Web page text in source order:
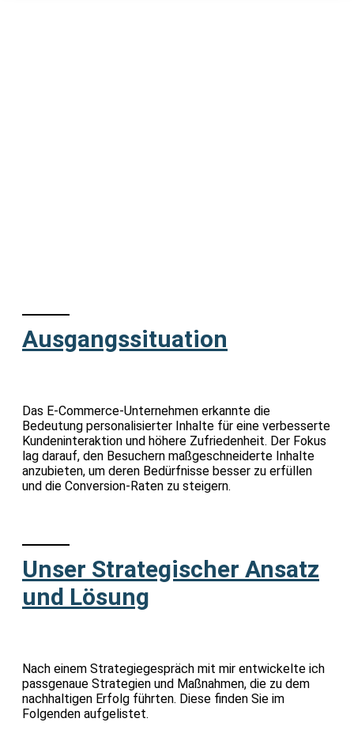
Ausgangssituation
Das E-Commerce-Unternehmen erkannte die
Bedeutung personalisierter Inhalte für eine verbesserte
Kundeninteraktion und höhere Zufriedenheit. Der Fokus
lag darauf, den Besuchern maßgeschneiderte Inhalte
anzubieten, um deren Bedürfnisse besser zu erfüllen
und die Conversion-Raten zu steigern.
Unser Strategischer Ansatz
und Lösung
Nach einem Strategiegespräch mit mir entwickelte ich
passgenaue Strategien und Maßnahmen, die zu dem
nachhaltigen Erfolg führten. Diese finden Sie im
Folgenden aufgelistet.